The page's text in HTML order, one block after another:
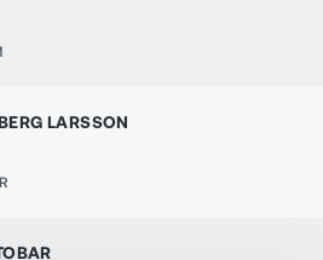
LARSSON